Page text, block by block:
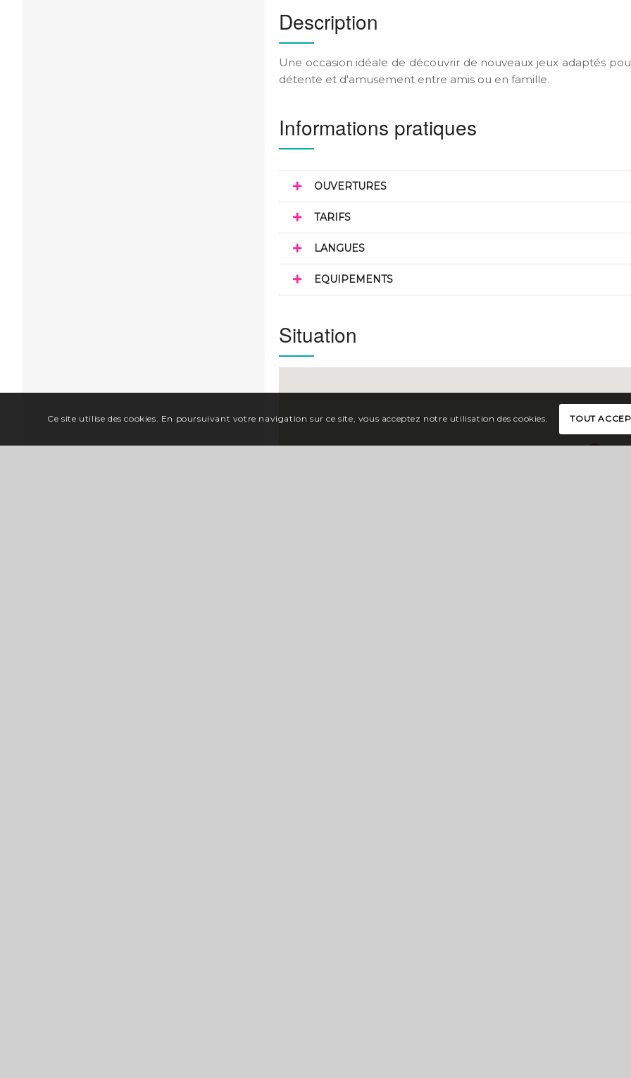
Description
Une occasion idéale de découvrir de nouveaux jeux adaptés
détente et d'amusement entre amis ou en famille.
Informations pratiques
OUVERTURES
TARIFS
LANGUES
EQUIPEMENTS
Situation
Ce site utilise des cookies. En poursuivant votre navigation sur ce site, vous acceptez notre utilisation des cookies. TOUT